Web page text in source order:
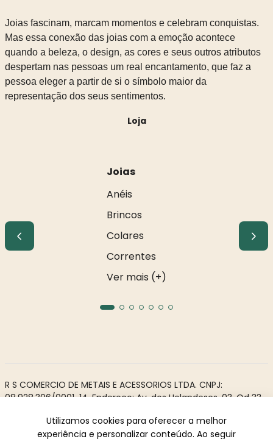
Joias fascinam, marcam momentos e celebram conquistas.
Mas essa conexão das joias com a emoção acontece
quando a beleza, o design, as cores e seus outros atributos
despertam nas pessoas um real encantamento, que faz a
pessoa eleger a partir de si o símbolo maior da
representação dos seus sentimentos.
Loja
Joias
Anéis
Brincos
Colares
Correntes
Ver mais (+)
R S COMERCIO DE METAIS E ACESSORIOS LTDA. CNPJ:
08.928.306/0001-14. Endereço: Av. dos Holandeses, 03, Qd 33,
Todos os direitos reservados à Rosa Rio - As informações não
Utilizamos cookies para oferecer a melhor
experiência e personalizar conteúdo. Ao seguir